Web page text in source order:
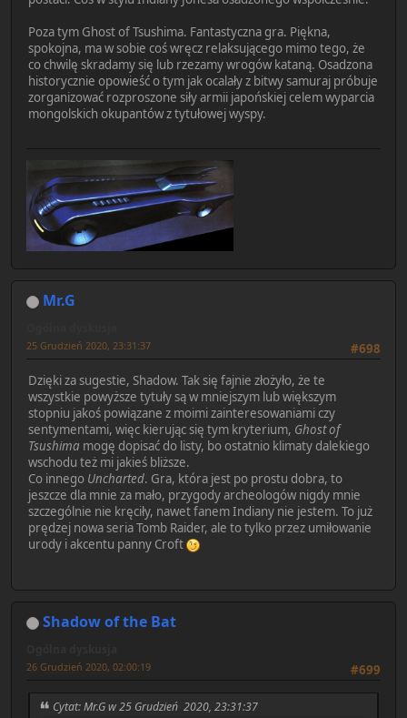
Poza tym Ghost of Tsushima. Fantastyczna gra. Piękna,
spokojna, ma w sobie coś wręcz relaksującego mimo tego, że
co chwilę skradamy się lub rzezamy wrogów kataną. Osadzona
historycznie opowieść o tym jak ocalały z bitwy samuraj próbuje
zorganizować rozproszone siły armii japońskiej celem wyparcia
mongolskich okupantów z tytułowej wyspy.
Mr.G
#698
25 Grudzień 2020, 23:31:37
Dzięki za sugestie, Shadow. Tak się fajnie złożyło, że te
wszystkie powyższe tytuły są w mniejszym lub większym
stopniu jakoś powiązane z moimi zainteresowaniami czy
sentymentami, więc kierując się tym kryterium, Ghost of
Tsushima mogę dopisać do listy, bo ostatnio klimaty dalekiego
wschodu też mi jakieś bliższe.
Co innego Uncharted. Gra, która jest po prostu dobra, to
jeszcze dla mnie za mało, przygody archeologów nigdy mnie
szczególnie nie kręciły, nawet fanem Indiany nie jestem. To już
prędzej nowa seria Tomb Raider, ale to tylko przez umiłowanie
urody i akcentu panny Croft
Shadow of the Bat
#699
26 Grudzień 2020, 02:00:19
Cytat: Mr.G w 25 Grudzień 2020, 23:31:37